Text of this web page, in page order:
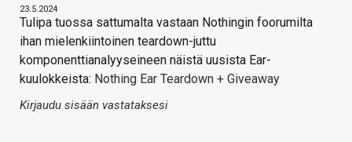
23.5.2024
Tulipa tuossa sattumalta vastaan Nothingin foorumilta
ihan mielenkiintoinen teardown-juttu
komponenttianalyyseineen näistä uusista Ear-
kuulokkeista: Nothing Ear Teardown + Giveaway
Kirjaudu sisään vastataksesi